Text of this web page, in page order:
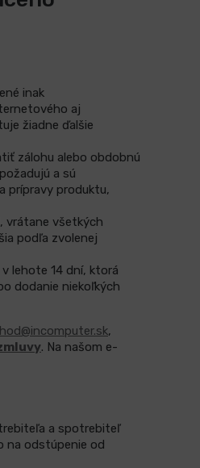
inak
aj
žiadne ďalšie
zálohu alebo obdobnú
a sú
prípravy produktu,
vrátane všetkých
podľa zvolenej
lehote 14 dní, ktorá
dodanie niekoľkých
,
. Na našom e-
a spotrebiteľ
na odstúpenie od